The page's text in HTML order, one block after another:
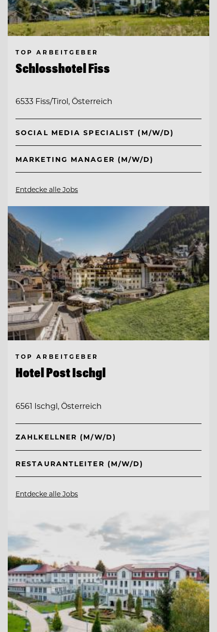
TOP ARBEITGEBER
Schlosshotel Fiss
6533 Fiss/Tirol, Österreich
SOCIAL MEDIA SPECIALIST (M/W/D)
MARKETING MANAGER (M/W/D)
Entdecke alle Jobs
TOP ARBEITGEBER
Hotel Post Ischgl
6561 Ischgl, Österreich
ZAHLKELLNER (M/W/D)
RESTAURANTLEITER (M/W/D)
Entdecke alle Jobs